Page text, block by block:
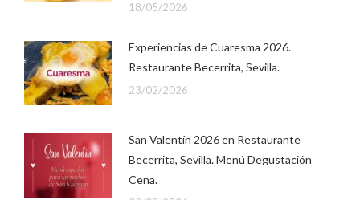
18/05/2026
Experiencias de Cuaresma 2026.
Restaurante Becerrita, Sevilla.
23/02/2026
San Valentín 2026 en Restaurante
Becerrita, Sevilla. Menú Degustación
Cena.